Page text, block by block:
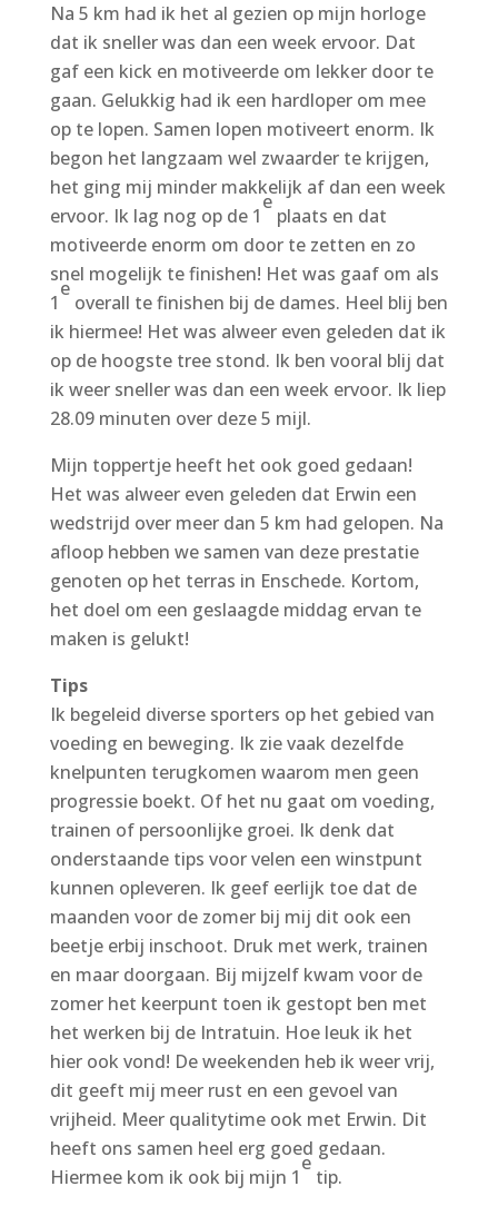
Na 5 km had ik het al gezien op mijn horloge
dat ik sneller was dan een week ervoor. Dat
gaf een kick en motiveerde om lekker door te
gaan. Gelukkig had ik een hardloper om mee
op te lopen. Samen lopen motiveert enorm. Ik
begon het langzaam wel zwaarder te krijgen,
het ging mij minder makkelijk af dan een week
ervoor. Ik lag nog op de 1
e
plaats en dat
motiveerde enorm om door te zetten en zo
snel mogelijk te finishen! Het was gaaf om als
1
e
overall te finishen bij de dames. Heel blij ben
ik hiermee! Het was alweer even geleden dat ik
op de hoogste tree stond. Ik ben vooral blij dat
ik weer sneller was dan een week ervoor. Ik liep
28.09 minuten over deze 5 mijl.
Mijn toppertje heeft het ook goed gedaan!
Het was alweer even geleden dat Erwin een
wedstrijd over meer dan 5 km had gelopen. Na
afloop hebben we samen van deze prestatie
genoten op het terras in Enschede. Kortom,
het doel om een geslaagde middag ervan te
maken is gelukt!
Tips
Ik begeleid diverse sporters op het gebied van
voeding en beweging. Ik zie vaak dezelfde
knelpunten terugkomen waarom men geen
progressie boekt. Of het nu gaat om voeding,
trainen of persoonlijke groei. Ik denk dat
onderstaande tips voor velen een winstpunt
kunnen opleveren. Ik geef eerlijk toe dat de
maanden voor de zomer bij mij dit ook een
beetje erbij inschoot. Druk met werk, trainen
en maar doorgaan. Bij mijzelf kwam voor de
zomer het keerpunt toen ik gestopt ben met
het werken bij de Intratuin. Hoe leuk ik het
hier ook vond! De weekenden heb ik weer vrij,
dit geeft mij meer rust en een gevoel van
vrijheid. Meer qualitytime ook met Erwin. Dit
heeft ons samen heel erg goed gedaan.
Hiermee kom ik ook bij mijn 1
e
tip.